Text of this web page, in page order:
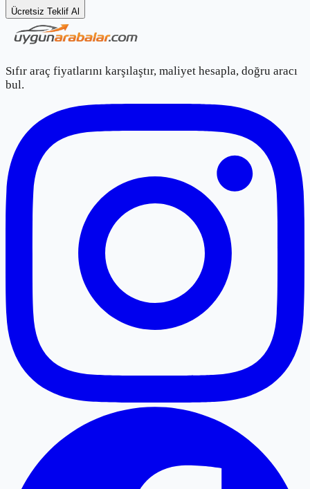
Ücretsiz Teklif Al
Sıfır araç fiyatlarını karşılaştır, maliyet hesapla, doğru aracı
bul.